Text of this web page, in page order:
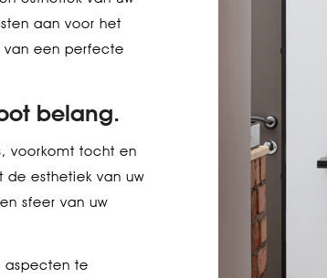
aan voor het
van een perfecte
belang.
voorkomt tocht en
esthetiek van uw
sfeer van uw
aspecten te